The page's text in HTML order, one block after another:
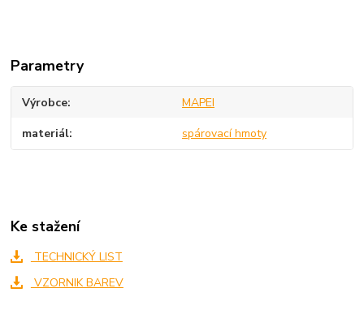
Parametry
Výrobce MAPEI
materiál spárovací hmoty
Ke stažení
TECHNICKÝ LIST
VZORNIK BAREV